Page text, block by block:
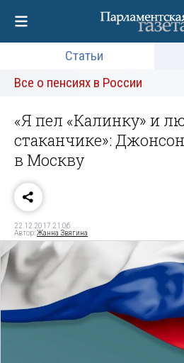
Статьи
Все о пенсиях в России
«Я пел «Калинку» и
стаканчике»:
в Москву
22.12.2017 21:06
Автор:Жанна Звягина